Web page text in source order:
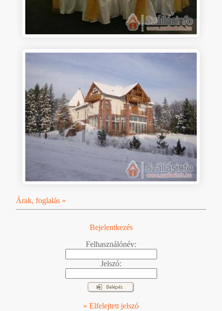
Árak, foglalás »
Bejelentkezés
Felhasználónév:
Jelszó:
» Elfelejtett jelszó